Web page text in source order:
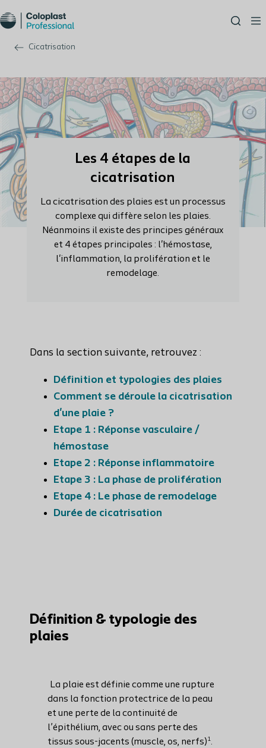
Cicatrisation
Les 4 étapes de la
cicatrisation
La cicatrisation des plaies est un processus
complexe qui diffère selon les plaies.
Néanmoins il existe des principes généraux
et 4 étapes principales : l'hémostase,
l'inflammation, la prolifération et le
remodelage.
Dans la section suivante, retrouvez :
Définition et typologies des plaies
Comment se déroule la cicatrisation
d'une plaie ?
Etape 1 : Réponse vasculaire /
hémostase
Etape 2 : Réponse inflammatoire
Etape 3 : La phase de prolifération
Etape 4 : Le phase de remodelage
Durée de cicatrisation
Définition & typologie des
plaies
La plaie est définie comme une rupture
dans la fonction protectrice de la peau
et une perte de la continuité de
l’épithélium, avec ou sans perte des
tissus sous-jacents (muscle, os, nerfs)1.